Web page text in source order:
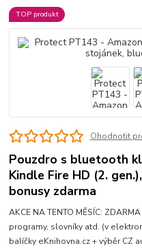
TOP produkt
Ohodnotit
Pouzdro s bluetooth
Kindle Fire HD (2.
bonusy zdarma
AKCE NA TENTO MĚSÍC:
programy, slovníky atd. (v
balíčky eKnihovna.cz + výběr CZ